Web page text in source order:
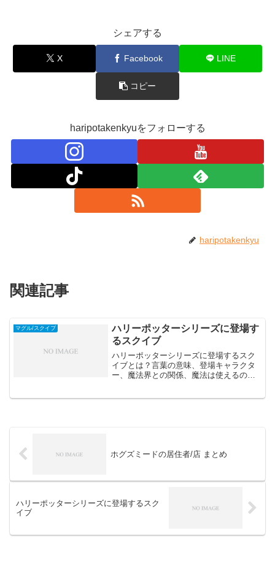
シェアする
X Facebook LINE
コピー
haripotakenkyuをフォローする
haripotakenkyu
関連記事
マグル/スクイブ
ハリーポッターシリーズに登場す
るスクイブ
ハリーポッターシリーズに登場するスク
イブとは？言葉の意味、登場キャラクタ
ー、魔法界との関係、魔法は使えるの
ホグズミードの居住者/店 まとめ
ハリーポッターシリーズに登場するスク
イブ